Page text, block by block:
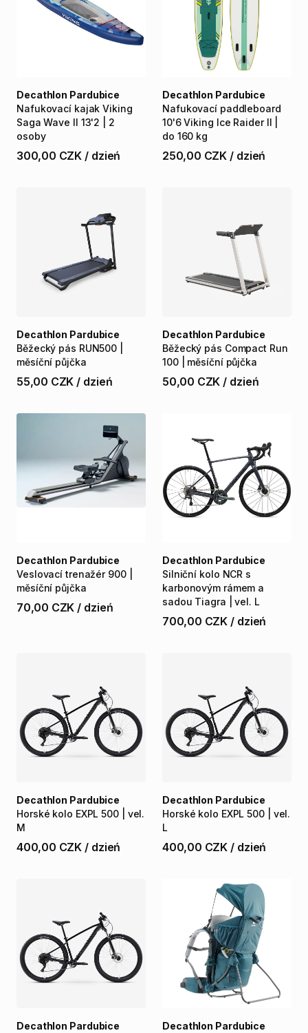
Nafukovací kajak Viking
Saga Wave II 13'2
2​​​​
osoby
Decathlon Pardubice
300,00 CZK / dzień
Nafukovací paddleboard
10'6 Viking Ice Raider II
do 160 kg
Decathlon Pardubice
250,00 CZK / dzień
Běžecký pás RUN500
měsíční půjčka
Decathlon Pardubice
55,00 CZK / dzień
Běžecký pás Compact Run
100
měsíční půjčka
Decathlon Pardubice
50,00 CZK / dzień
Veslovací trenažér 900
měsíční půjčka
Decathlon Pardubice
70,00 CZK / dzień
Silniční kolo NCR s
karbonovým rámem a
sadou Tiagra vel. L
Decathlon Pardubice
700,00 CZK / dzień
Horské kolo EXPL 500
vel.
M
Decathlon Pardubice
400,00 CZK / dzień
Horské kolo EXPL 500
vel.
L
Decathlon Pardubice
400,00 CZK / dzień
Decathlon Pardubice Decathlon Pardubice